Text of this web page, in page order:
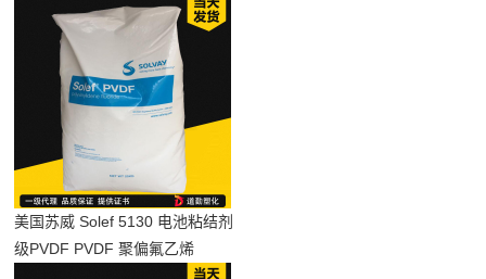
美国苏威 Solef 5130 电池粘结剂
级PVDF PVDF 聚偏氟乙烯